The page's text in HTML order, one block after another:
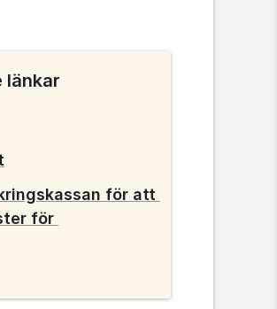
länkar
för att
för